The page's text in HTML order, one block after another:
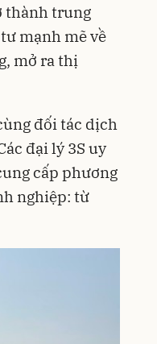
thành trung
mạnh mẽ về
mở ra thị
đối tác dịch
đại lý 3S uy
cấp phương
nghiệp: từ